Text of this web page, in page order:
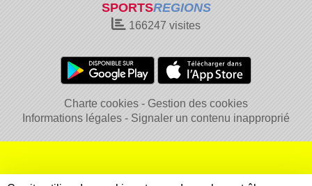
SPORTSREGIONS
166247 visites
Charte cookies
Gestion des cookies
Informations légales
Signaler un contenu inapproprié